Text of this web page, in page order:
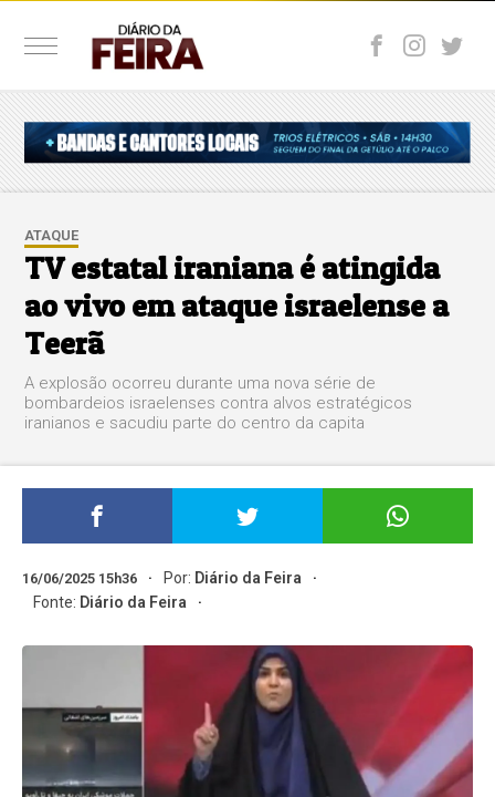
ATAQUE
TV estatal iraniana é atingida
ao vivo em ataque israelense a
Teerã
A explosão ocorreu durante uma nova série de
bombardeios israelenses contra alvos estratégicos
iranianos e sacudiu parte do centro da capita
16/06/2025 15h36 Por: Diário da Feira
Fonte: Diário da Feira